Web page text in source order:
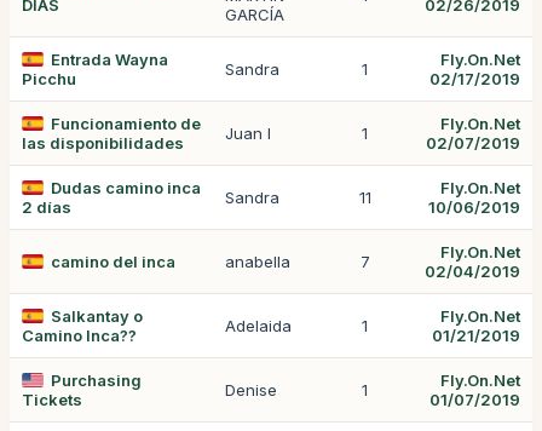
DÍAS
GARCÍA
02/26/2019
Entrada Wayna
Picchu
Sandra 1
Fly.On.Net
02/17/2019
Funcionamiento de
las disponibilidades
Juan I 1
Fly.On.Net
02/07/2019
Dudas camino inca
2 días
Sandra 11
Fly.On.Net
10/06/2019
camino del inca anabella 7
Fly.On.Net
02/04/2019
Salkantay o
Camino Inca??
Adelaida 1
Fly.On.Net
01/21/2019
Purchasing
Tickets
Denise 1
Fly.On.Net
01/07/2019